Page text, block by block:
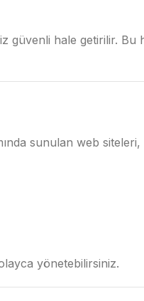
güvenli hale getirilir.
sunulan web
yönetebilirsiniz.